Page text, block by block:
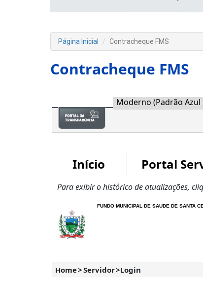
Página Inicial Contracheque FMS
Contracheque FMS